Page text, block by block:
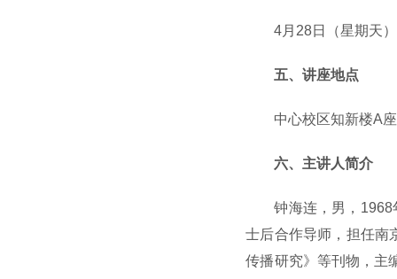
4月28日（星期天
五、讲座地点
中心校区知新楼A
六、主讲人简介
钟海连，男，
士后合作导师，担任南
传播研究》等刊物，主